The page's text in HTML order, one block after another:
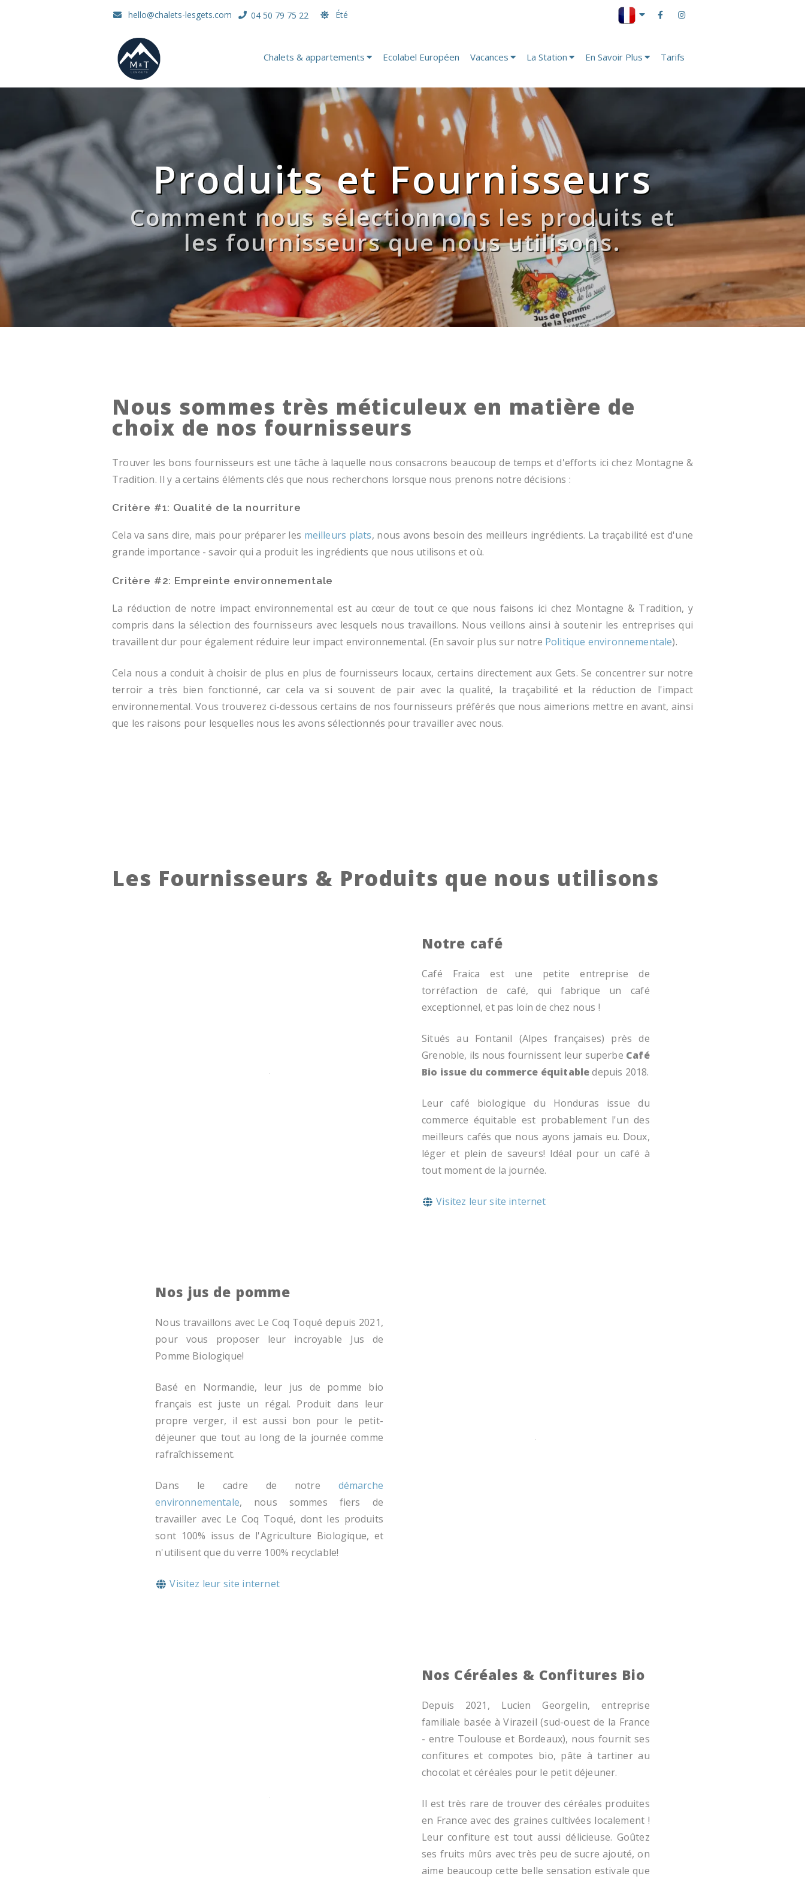
hello@chalets-lesgets.com 04 50 79 75 22 Été
Chalets & appartements Ecolabel Européen Vacances La Station En Savoir Plus Tarifs
Produits et Fournisseurs
Comment nous sélectionnons les produits et
les fournisseurs que nous utilisons.
Nous sommes très méticuleux en matière de
choix de nos fournisseurs
Trouver les bons fournisseurs est une tâche à laquelle nous consacrons beaucoup de temps et d'efforts ici chez Montagne &
Tradition. Il y a certains éléments clés que nous recherchons lorsque nous prenons notre décisions :
Critère #1: Qualité de la nourriture
Cela va sans dire, mais pour préparer les meilleurs plats, nous avons besoin des meilleurs ingrédients. La traçabilité est d'une
grande importance - savoir qui a produit les ingrédients que nous utilisons et où.
Critère #2: Empreinte environnementale
La réduction de notre impact environnemental est au cœur de tout ce que nous faisons ici chez Montagne & Tradition, y
compris dans la sélection des fournisseurs avec lesquels nous travaillons. Nous veillons ainsi à soutenir les entreprises qui
travaillent dur pour également réduire leur impact environnemental. (En savoir plus sur notre Politique environnementale).
Cela nous a conduit à choisir de plus en plus de fournisseurs locaux, certains directement aux Gets. Se concentrer sur notre
terroir a très bien fonctionné, car cela va si souvent de pair avec la qualité, la traçabilité et la réduction de l'impact
environnemental. Vous trouverez ci-dessous certains de nos fournisseurs préférés que nous aimerions mettre en avant, ainsi
que les raisons pour lesquelles nous les avons sélectionnés pour travailler avec nous.
Les Fournisseurs & Produits que nous utilisons
Notre café
Café Fraica est une petite entreprise de
torréfaction de café, qui fabrique un café
exceptionnel, et pas loin de chez nous !
Situés au Fontanil (Alpes françaises) près de
Grenoble, ils nous fournissent leur superbe Café
Bio issue du commerce équitabledepuis 2018.
Leur café biologique du Honduras issue du
commerce équitable est probablement l'un des
meilleurs cafés que nous ayons jamais eu. Doux,
léger et plein de saveurs! Idéal pour un café à
tout moment de la journée.
Visitez leur site internet
Nos jus de pomme
Nous travaillons avec Le Coq Toqué depuis 2021,
pour vous proposer leur incroyable Jus de
Pomme Biologique!
Basé en Normandie, leur jus de pomme bio
français est juste un régal. Produit dans leur
propre verger, il est aussi bon pour le petit-
déjeuner que tout au long de la journée comme
rafraîchissement.
Dans le cadre de notre démarche
environnementale, nous sommes fiers de
travailler avec Le Coq Toqué, dont les produits
sont 100% issus de l'Agriculture Biologique, et
n'utilisent que du verre 100% recyclable!
Visitez leur site internet
Nos Céréales & Confitures Bio
Depuis 2021, Lucien Georgelin, entreprise
familiale basée à Virazeil (sud-ouest de la France
- entre Toulouse et Bordeaux), nous fournit ses
confitures et compotes bio, pâte à tartiner au
chocolat et céréales pour le petit déjeuner.
Il est très rare de trouver des céréales produites
en France avec des graines cultivées localement !
Leur confiture est tout aussi délicieuse. Goûtez
ses fruits mûrs avec très peu de sucre ajouté, on
aime beaucoup cette belle sensation estivale que